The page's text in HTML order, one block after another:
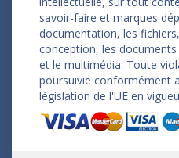
savoir-faire et marques
documentation, les
conception, les
et le multimédia. Toute
poursuivie conformément
législation de l'UE en